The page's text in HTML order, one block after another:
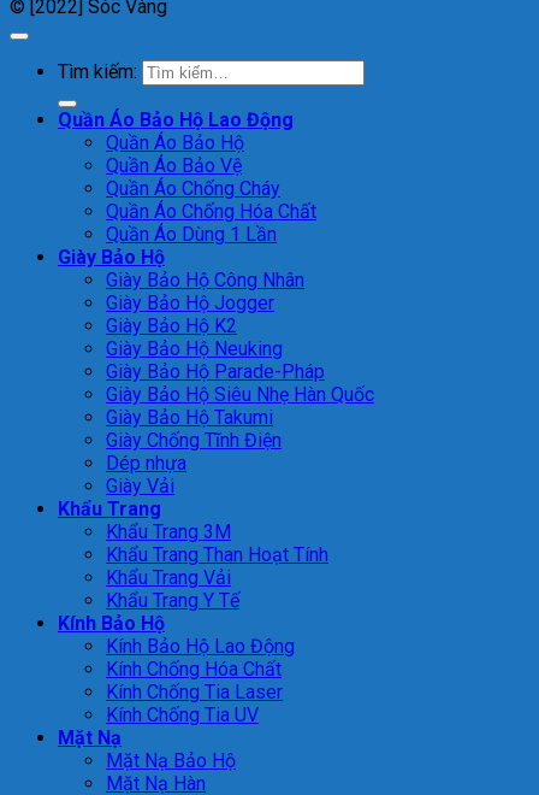
© [2022] Sóc Vàng
Tìm kiếm:
Quần Áo Bảo Hộ Lao Động
Quần Áo Bảo Hộ
Quần Áo Bảo Vệ
Quần Áo Chống Cháy
Quần Áo Chống Hóa Chất
Quần Áo Dùng 1 Lần
Giày Bảo Hộ
Giày Bảo Hộ Công Nhân
Giày Bảo Hộ Jogger
Giày Bảo Hộ K2
Giày Bảo Hộ Neuking
Giày Bảo Hộ Parade-Pháp
Giày Bảo Hộ Siêu Nhẹ Hàn Quốc
Giày Bảo Hộ Takumi
Giày Chống Tĩnh Điện
Dép nhựa
Giày Vải
Khẩu Trang
Khẩu Trang 3M
Khẩu Trang Than Hoạt Tính
Khẩu Trang Vải
Khẩu Trang Y Tế
Kính Bảo Hộ
Kính Bảo Hộ Lao Động
Kính Chống Hóa Chất
Kính Chống Tia Laser
Kính Chống Tia UV
Mặt Nạ
Mặt Nạ Bảo Hộ
Mặt Nạ Hàn